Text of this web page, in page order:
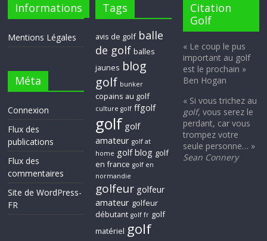
Informations
Mentions Légales
Méta
Connexion
Flux des
publications
Flux des
commentaires
Site de WordPress-
FR
Tags
avis de golf balle
de golf balles
jaunes blog
golf bunker
copains au golf
culture golf ffgolf
golf golf
amateur golf at
home golf blog golf
en france golf en
normandie
golfeur golfeur
amateur golfeur
débutant golf fr golf
matériel golf
Citation
Golf
« Le coup le pus
important au golf
est le prochain »
Ben Hogan
« Si vous trichez au
golf, vous serez le
perdant, car vous
trompez votre
seule personne… »
Sean Connery